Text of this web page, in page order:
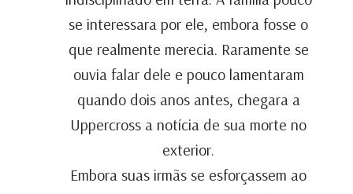
se interessara por ele, embora fosse o
que realmente merecia. Raramente se
ouvia falar dele e pouco lamentaram
quando dois anos antes, chegara a
Uppercross a notícia de sua morte no
exterior.
Embora suas irmãs se esforçassem ao